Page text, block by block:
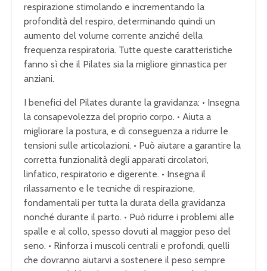
respirazione stimolando e incrementando la
profondità del respiro, determinando quindi un
aumento del volume corrente anziché della
frequenza respiratoria. Tutte queste caratteristiche
fanno sì che il Pilates sia la migliore ginnastica per
anziani.
I benefici del Pilates durante la gravidanza: • Insegna
la consapevolezza del proprio corpo. • Aiuta a
migliorare la postura, e di conseguenza a ridurre le
tensioni sulle articolazioni. • Può aiutare a garantire la
corretta funzionalità degli apparati circolatori,
linfatico, respiratorio e digerente. • Insegna il
rilassamento e le tecniche di respirazione,
fondamentali per tutta la durata della gravidanza
nonché durante il parto. • Può ridurre i problemi alle
spalle e al collo, spesso dovuti al maggior peso del
seno. • Rinforza i muscoli centrali e profondi, quelli
che dovranno aiutarvi a sostenere il peso sempre